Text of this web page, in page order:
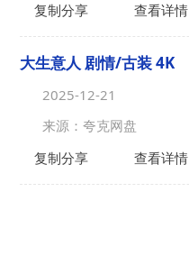
复制分享
查看详情
大生意人 剧情/古装 4K
2025-12-21
来源：夸克网盘
复制分享
查看详情